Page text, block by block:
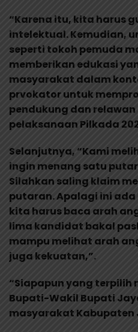
“Karena itu, kita harus
intelektual. Kemudian,
seperti tokoh pemuda
memberikan edukasi
masyarakat dalam
prvokator untuk
pendukung dan
pelaksanaan Pilkada
Selanjutnya, “Kami
ingin menang satu
Silahkan saling klaim
putaran. Apalagi ini
kita harus baca arah
lima kandidat bakal
mampu melihat arah
juga kekuatan,”.
“Siapapun yang
Bupati-Wakil Bupati
masyarakat Kabupaten